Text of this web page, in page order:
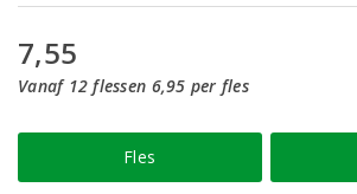
7,55
Vanaf 12 flessen 6,95 per fles
Fles